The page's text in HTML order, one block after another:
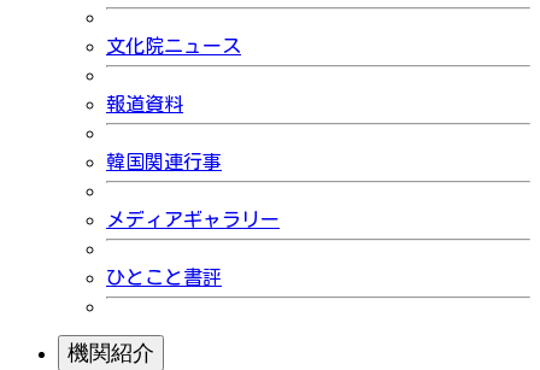
文化院ニュース
報道資料
韓国関連行事
メディアギャラリー
ひとこと書評
機関紹介